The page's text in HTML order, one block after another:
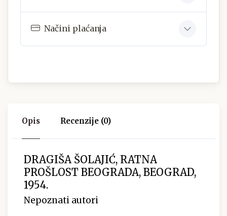
Načini plaćanja
Opis Recenzije (0)
DRAGIŠA ŠOLAJIĆ, RATNA
PROŠLOST BEOGRADA, BEOGRAD,
1954.
Nepoznati autori